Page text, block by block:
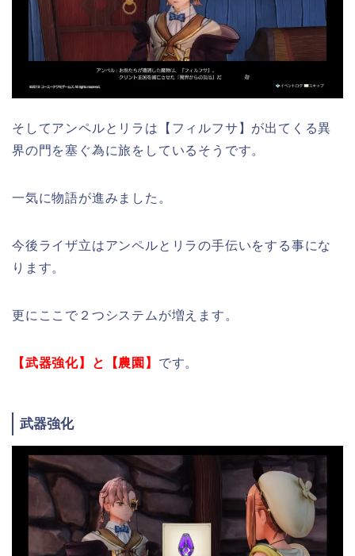
そしてアンペルとリラは【フィルフサ】が出てくる異
界の門を塞ぐ為に旅をしているそうです。
一気に物語が進みました。
今後ライザ立はアンペルとリラの手伝いをする事にな
ります。
更にここで２つシステムが増えます。
【武器強化】と【農園】 です。
武器強化